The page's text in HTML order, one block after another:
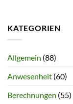
KATEGORIEN
Allgemein (88)
Anwesenheit (60)
Berechnungen (55)